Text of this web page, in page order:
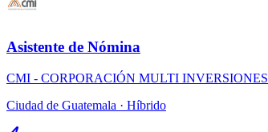
Asistente de Nómina
CMI - CORPORACIÓN MULTI INVERSIONES
Ciudad de Guatemala · Híbrido